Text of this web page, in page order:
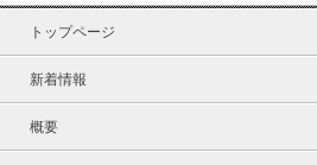
トップページ
新着情報
概要